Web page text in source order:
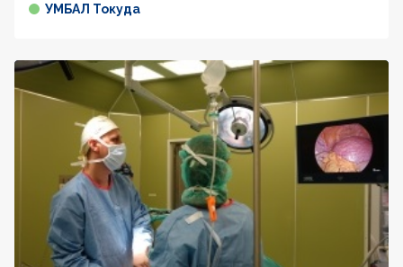
УМБАЛ Токуда